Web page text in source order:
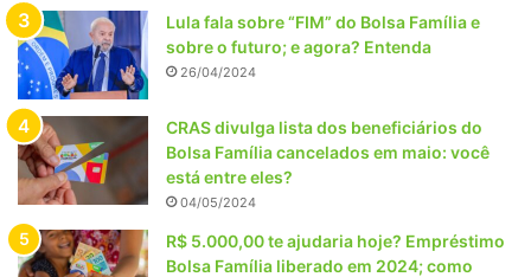
Lula fala sobre “FIM” do Bolsa Família e
sobre o futuro; e agora? Entenda
26/04/2024
CRAS divulga lista dos beneficiários do
Bolsa Família cancelados em maio: você
está entre eles?
04/05/2024
R$ 5.000,00 te ajudaria hoje? Empréstimo
Bolsa Família liberado em 2024; como